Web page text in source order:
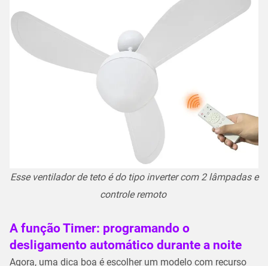
Esse ventilador de teto é do tipo inverter com 2 lâmpadas e
controle remoto
A função Timer: programando o
desligamento automático durante a noite
Agora, uma dica boa é escolher um modelo com recurso